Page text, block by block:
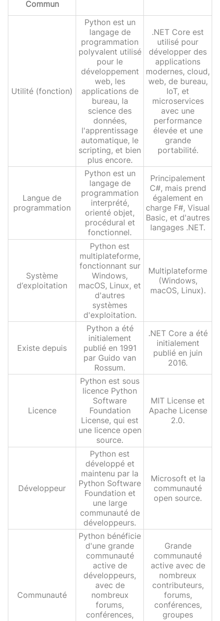
Commun
Utilité (fonction)
Python est un
langage de
programmation
polyvalent utilisé
pour le
développement
web, les
applications de
bureau, la
science des
données,
l'apprentissage
automatique, le
scripting, et bien
plus encore.
.NET Core est
utilisé pour
développer des
applications
modernes, cloud,
web, de bureau,
IoT, et
microservices
avec une
performance
élevée et une
grande
portabilité.
Langue de
programmation
Python est un
langage de
programmation
interprété,
orienté objet,
procédural et
fonctionnel.
Principalement
C#, mais prend
également en
charge F#, Visual
Basic, et d'autres
langages .NET.
Système
d‘exploitation
Python est
multiplateforme,
fonctionnant sur
Windows,
macOS, Linux, et
d'autres
systèmes
d'exploitation.
Multiplateforme
(Windows,
macOS, Linux).
Existe depuis
Python a été
initialement
publié en 1991
par Guido van
Rossum.
.NET Core a été
initialement
publié en juin
2016.
Licence
Python est sous
licence Python
Software
Foundation
License, qui est
une licence open
source.
MIT License et
Apache License
2.0.
Développeur
Python est
développé et
maintenu par la
Python Software
Foundation et
une large
communauté de
développeurs.
Microsoft et la
communauté
open source.
Communauté
Python bénéficie
d'une grande
communauté
active de
développeurs,
avec de
nombreux
forums,
conférences,
Grande
communauté
active avec de
nombreux
contributeurs,
forums,
conférences,
groupes